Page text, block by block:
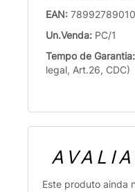
EAN:
Un.Venda: PC/1
Tempo de Garantia:
legal, Art.26, CDC)
Este produto ainda